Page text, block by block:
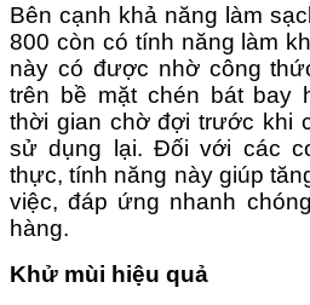
Bên cạnh khả năng làm
800 còn có tính năng làm
này có được nhờ công
trên bề mặt chén bát bay
thời gian chờ đợi trước khi
sử dụng lại. Đối với các
thực, tính năng này giúp
việc, đáp ứng nhanh
hàng.
Khử mùi hiệu quả